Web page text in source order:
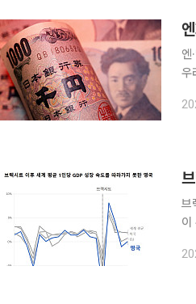
엔
우려 엔화 가치가 40여 년 만에 최저 수준으로 추락하면서 일본
브
이
고